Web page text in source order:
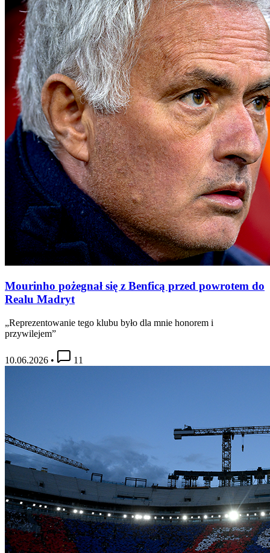
Mourinho pożegnał się z Benficą przed powrotem do
Realu Madryt
„Reprezentowanie tego klubu było dla mnie honorem i
przywilejem”
10.06.2026 • 11